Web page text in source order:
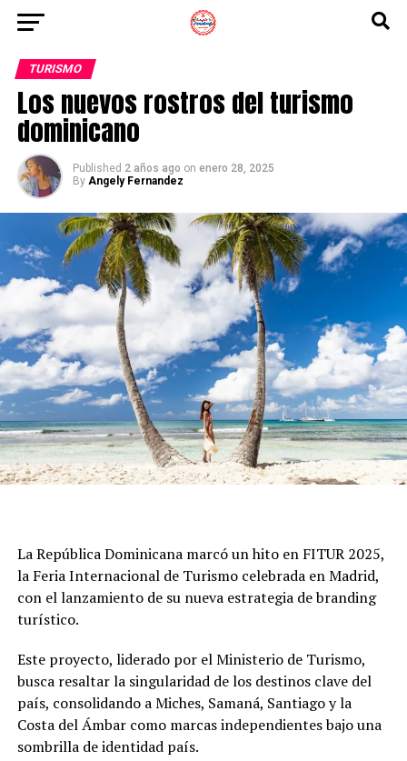
TURISMO
Los nuevos rostros del turismo
dominicano
Published 2 años ago on enero 28, 2025
By Angely Fernandez
La República Dominicana marcó un hito en FITUR 2025,
la Feria Internacional de Turismo celebrada en Madrid,
con el lanzamiento de su nueva estrategia de branding
turístico.
Este proyecto, liderado por el Ministerio de Turismo,
busca resaltar la singularidad de los destinos clave del
país, consolidando a Miches, Samaná, Santiago y la
Costa del Ámbar como marcas independientes bajo una
sombrilla de identidad país.